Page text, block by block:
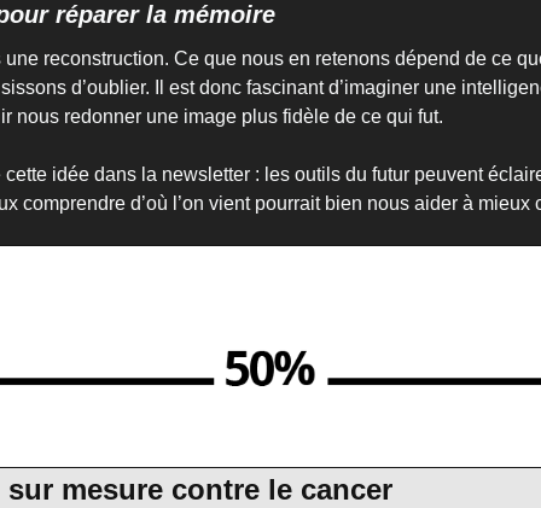
réparer la mémoire
reconstruction. Ce que nous en retenons dépend de ce
d’oublier. Il est donc fascinant d’imaginer une
nous redonner une image plus fidèle de ce qui fut.
idée dans la newsletter : les outils du futur peuvent
comprendre d’où l’on vient pourrait bien nous aider à mieux
mesure contre le cancer